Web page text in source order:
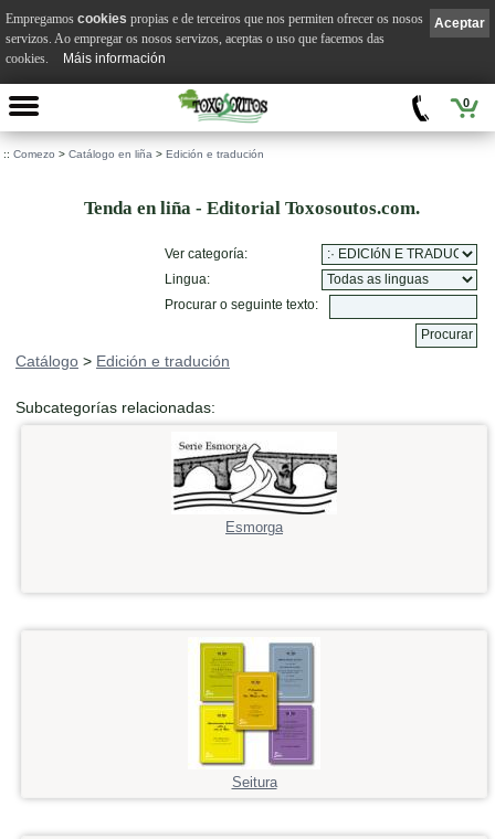
0
:: Comezo > Catálogo en liña > Edición e tradución
Tenda en liña - Editorial Toxosoutos.com.
Ver categoría:
Lingua:
Procurar o seguinte texto:
Catálogo > Edición e tradución
Subcategorías relacionadas:
Esmorga
Seitura
Aceptar
Empregamos cookies propias e de terceiros que nos permiten ofrecer os nosos
servizos. Ao empregar os nosos servizos, aceptas o uso que facemos das
cookies.
Máis información